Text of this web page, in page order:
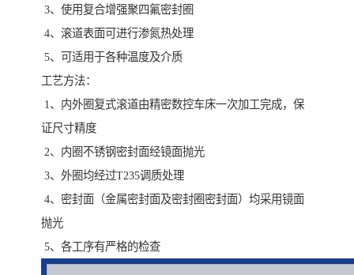
3、使用复合增强聚四氟密封圈
4、滚道表面可进行渗氮热处理
5、可适用于各种温度及介质
工艺方法：
1、内外圈复式滚道由精密数控车床一次加工完成，保
证尺寸精度
2、内圈不锈钢密封面经镜面抛光
3、外圈均经过T235调质处理
4、密封面（金属密封面及密封圈密封面）均采用镜面
抛光
5、各工序有严格的检查